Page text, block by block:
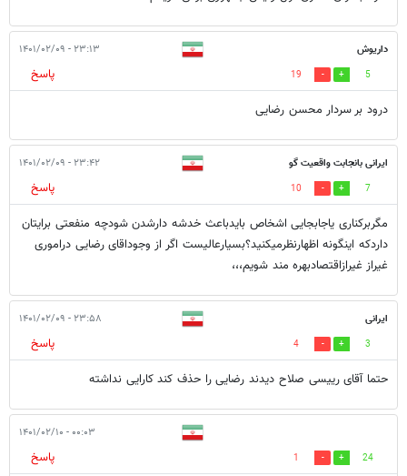
داریوش ۲۳:۱۳ - ۱۴۰۱/۰۲/۰۹
5
19
پاسخ
درود بر سردار محسن رضایی
ایرانی بانجابت واقعیت گو ۲۳:۴۲ - ۱۴۰۱/۰۲/۰۹
7
10
پاسخ
مگربرکناری یاجابجایی اشخاص بایدباعث خدشه دارشدن شودچه منفعتی برایتان
داردکه اینگونه اظهارنظرمیکنید؟بسیارعالیست اگر از وجوداقای رضایی دراموری
غیراز غیرازاقتصادبهره مند شویم،،،
ایرانی ۲۳:۵۸ - ۱۴۰۱/۰۲/۰۹
3
4
پاسخ
حتما آقای رییسی صلاح دیدند رضایی را حذف کند کارایی نداشته
۰۰:۰۳ - ۱۴۰۱/۰۲/۱۰
24
1
پاسخ